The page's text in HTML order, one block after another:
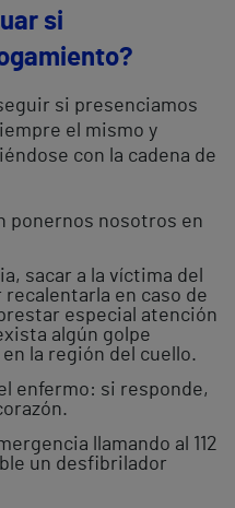
si
si presenciamos
el mismo y
con la cadena de
ponernos nosotros en
sacar a la víctima del
en caso de
especial atención
algún golpe
la región del cuello.
enfermo: si responde,
llamando al 112
un desfibrilador